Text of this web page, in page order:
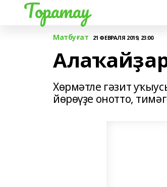
Торатау
Матбуғат 21 ФЕВРАЛЯ 2019, 23:00
Хөрмәтле гәзит
йөрөүҙе онотто,